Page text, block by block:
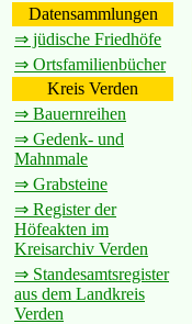
Datensammlungen
⇒ jüdische Friedhöfe
⇒ Ortsfamilienbücher
Kreis Verden
⇒ Bauernreihen
⇒ Gedenk- und
Mahnmale
⇒ Grabsteine
⇒ Register der
Höfeakten im
Kreisarchiv Verden
⇒ Standesamtsregister
aus dem Landkreis
Verden